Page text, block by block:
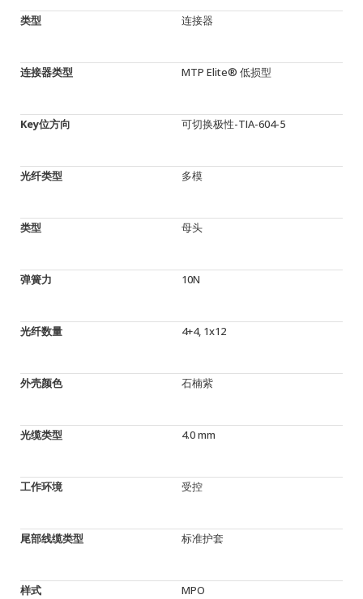
类型 连接器
连接器类型 MTP Elite® 低损型
Key位方向 可切换极性-TIA-604-5
光纤类型 多模
类型 母头
弹簧力 10N
光纤数量 4+4, 1x12
外壳颜色 石楠紫
光缆类型 4.0 mm
工作环境 受控
尾部线缆类型 标准护套
样式 MPO